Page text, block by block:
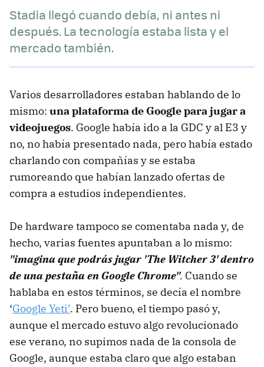
Stadia llegó cuando debía, ni antes ni
después. La tecnología estaba lista y el
mercado también.
Varios desarrolladores estaban hablando de lo
mismo: una plataforma de Google para jugar a
videojuegos. Google había ido a la GDC y al E3 y
no, no había presentado nada, pero había estado
charlando con compañías y se estaba
rumoreando que habían lanzado ofertas de
compra a estudios independientes.
De hardware tampoco se comentaba nada y, de
hecho, varias fuentes apuntaban a lo mismo:
"imagina que podrás jugar 'The Witcher 3' dentro
de una pestaña en Google Chrome". Cuando se
hablaba en estos términos, se decía el nombre
‘Google Yeti’. Pero bueno, el tiempo pasó y,
aunque el mercado estuvo algo revolucionado
ese verano, no supimos nada de la consola de
Google, aunque estaba claro que algo estaban